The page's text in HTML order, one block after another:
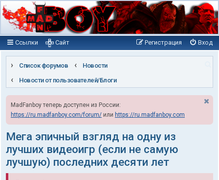
Ссылки Вход
Регистрация
Сайт
Список форумов
Новости
Новости от пользователей/Блоги
MadFanboy теперь доступен из России:
https://ru.madfanboy.com/forum/ или https://ru.madfanboy.com
Мега эпичный взгляд на одну из
лучших видеоигр (если не самую
лучшую) последних десяти лет